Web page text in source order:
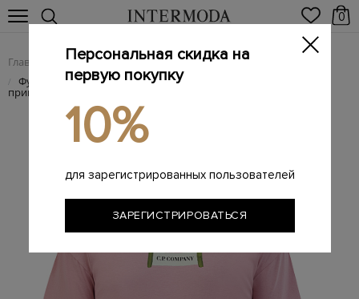
0
Главная Мужчинам / Одежда / Футболки
/ Футболка из хлопкового джерси 30/1 с графическими
принтами
Персональная скидка на
первую покупку
10%
для зарегистрированных пользователей
ЗАРЕГИСТРИРОВАТЬСЯ